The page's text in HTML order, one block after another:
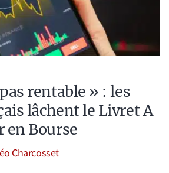
rentable » : les
lâchent le Livret A
Bourse
Charcosset